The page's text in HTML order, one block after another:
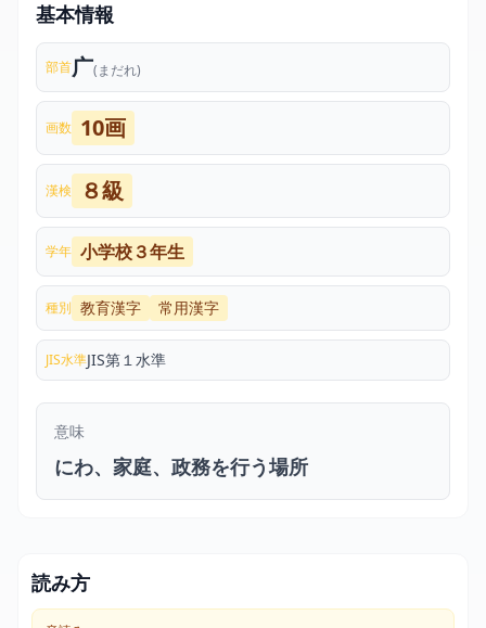
基本情報
部首广(まだれ)
画数 10画
漢検 ８級
学年 小学校３年生
種別 教育漢字 常用漢字
JIS水準JIS第１水準
意味
にわ、家庭、政務を行う場所
読み方